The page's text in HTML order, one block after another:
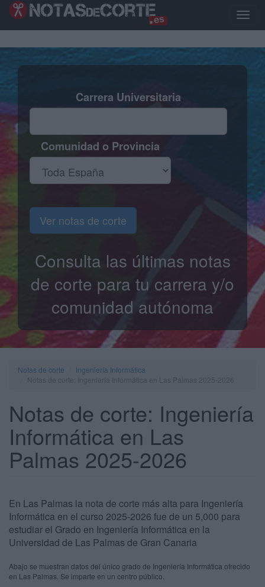
Pasar
Toggle
Carrera Universitaria
Comunidad o Provincia
Ver notas de corte
Consulta las últimas notas
de corte para tu carrera y/o
comunidad autónoma
Notas de corte
Ingeniería Informática
Notas de corte: Ingeniería
Informática en Las
Palmas 2025-2026
En Las Palmas la nota de corte más alta para Ingeniería
Informática en el curso 2025-2026 fue de un 5,000 para
estudiar el Grado en Ingeniería Informática en la
Universidad de Las Palmas de Gran Canaria
Abajo se muestran datos del único grado de Ingeniería Informática ofrecido
en Las Palmas. Se imparte en un centro público.